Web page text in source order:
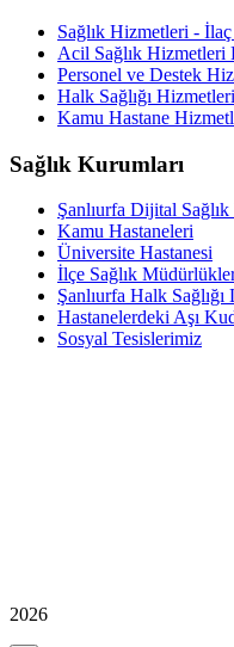
Sağlık Hizmetleri -
Acil Sağlık Hizmetleri
Personel ve Destek
Halk Sağlığı
Kamu Hastane
Sağlık Kurumları
Şanlıurfa Dijital Sağlık
Kamu Hastaneleri
Üniversite Hastanesi
İlçe Sağlık
Şanlıurfa Halk Sağlığı
Hastanelerdeki Aşı
Sosyal Tesislerimiz
2026